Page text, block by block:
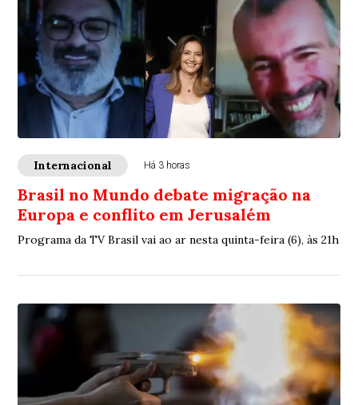
Internacional Há 3 horas
Brasil no Mundo debate migração na
Europa e conflito em Jerusalém
Programa da TV Brasil vai ao ar nesta quinta-feira (6), às 21h